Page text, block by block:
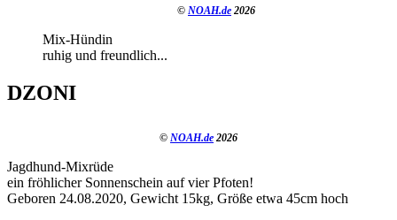
© NOAH.de 2026
Mix-Hündin
ruhig und freundlich...
DZONI
© NOAH.de 2026
Jagdhund-Mixrüde
ein fröhlicher Sonnenschein auf vier Pfoten!
Geboren 24.08.2020, Gewicht 15kg, Größe etwa 45cm hoch